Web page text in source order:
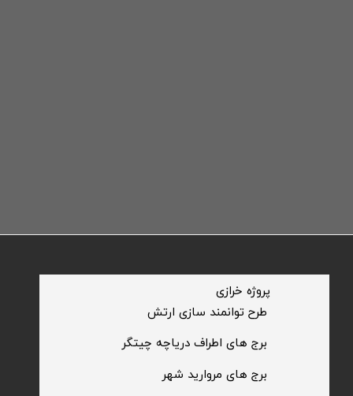
​طرح توانمند سازی ارتش
​پروژه خرازی
​برج های اطراف دریاچه چیتگر
​برج های مروارید شهر